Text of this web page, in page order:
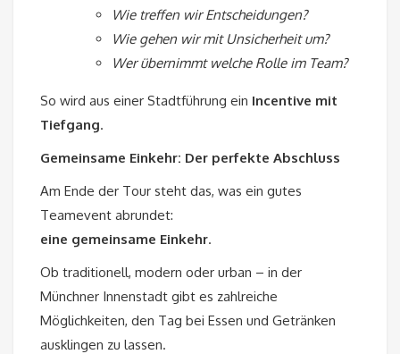
Wie treffen wir Entscheidungen?
Wie gehen wir mit Unsicherheit um?
Wer übernimmt welche Rolle im Team?
So wird aus einer Stadtführung ein Incentive mit
Tiefgang.
Gemeinsame Einkehr: Der perfekte Abschluss
Am Ende der Tour steht das, was ein gutes
Teamevent abrundet:
eine gemeinsame Einkehr.
Ob traditionell, modern oder urban – in der
Münchner Innenstadt gibt es zahlreiche
Möglichkeiten, den Tag bei Essen und Getränken
ausklingen zu lassen.